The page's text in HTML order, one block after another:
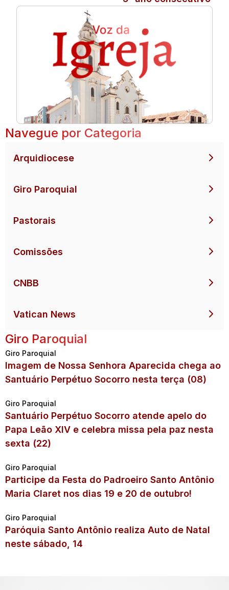
Navegue por Categoria
Arquidiocese
Giro Paroquial
Pastorais
Comissões
CNBB
Vatican News
Giro Paroquial
Giro Paroquial
Imagem de Nossa Senhora Aparecida chega ao
Santuário Perpétuo Socorro nesta terça (08)
Giro Paroquial
Santuário Perpétuo Socorro atende apelo do
Papa Leão XIV e celebra missa pela paz nesta
sexta (22)
Giro Paroquial
Participe da Festa do Padroeiro Santo Antônio
Maria Claret nos dias 19 e 20 de outubro!
Giro Paroquial
Paróquia Santo Antônio realiza Auto de Natal
neste sábado, 14